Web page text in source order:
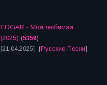
EDGAR - Моя любимая
(2025) (5359)
[21.04.2025] [Русские Песни]